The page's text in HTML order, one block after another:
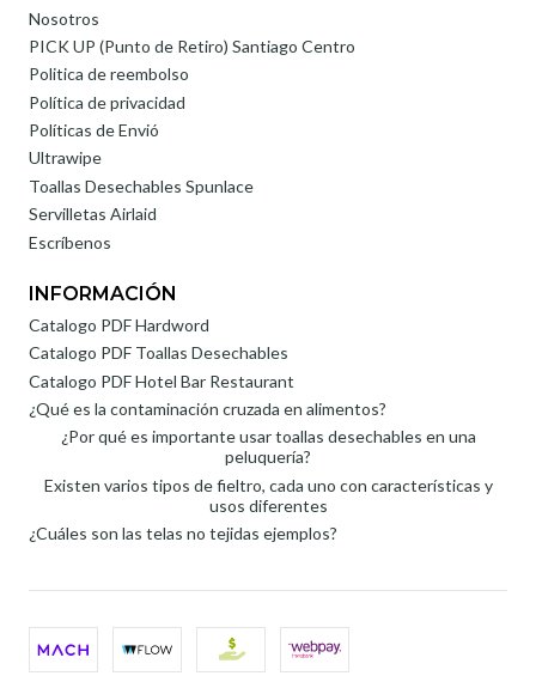
Nosotros
PICK UP (Punto de Retiro) Santiago Centro
Politica de reembolso
Política de privacidad
Políticas de Envió
Ultrawipe
Toallas Desechables Spunlace
Servilletas Airlaid
Escríbenos
INFORMACIÓN
Catalogo PDF Hardword
Catalogo PDF Toallas Desechables
Catalogo PDF Hotel Bar Restaurant
¿Qué es la contaminación cruzada en alimentos?
¿Por qué es importante usar toallas desechables en una
peluquería?
Existen varios tipos de fieltro, cada uno con características y
usos diferentes
¿Cuáles son las telas no tejidas ejemplos?